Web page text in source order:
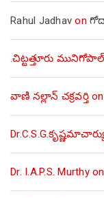
Rahul Jadhav on
.చిట్టత్తూరు మునిగోపాల్
వాణి నల్లాన్ చక్రవర్తిon
Dr. I.A.P.S. Murthyon